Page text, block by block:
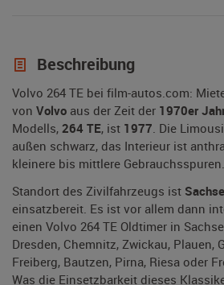
Beschreibung
Volvo 264 TE bei film-autos.com:
von Volvo aus der Zeit der 1970er
Modells, 264 TE, ist 1977. Die
außen schwarz, das Interieur ist
kleinere bis mittlere Gebrauchsspuren.
Standort des Zivilfahrzeugs ist
einsatzbereit. Es ist vor allem dann
einen Volvo 264 TE Oldtimer in
Dresden, Chemnitz, Zwickau, Plauen,
Freiberg, Bautzen, Pirna, Riesa oder
Was die Einsetzbarkeit dieses